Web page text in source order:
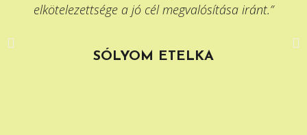
elkötelezettsége a jó cél megvalósítása iránt.”
SÓLYOM ETELKA